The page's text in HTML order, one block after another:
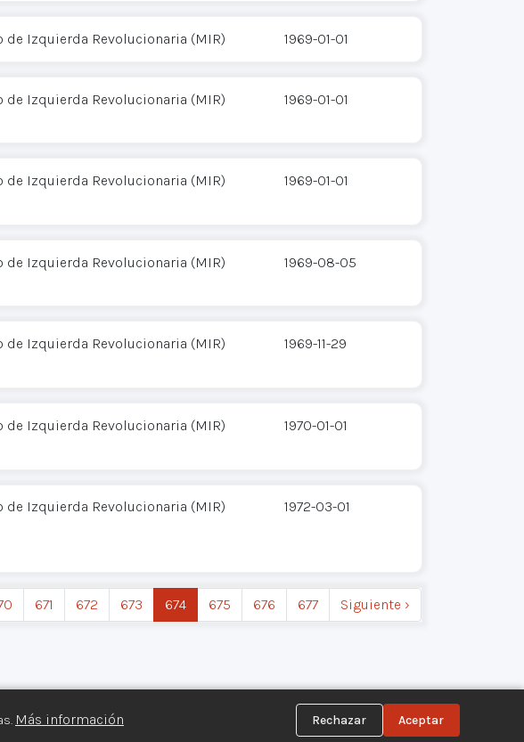
Más información Rechazar Aceptar
de Izquierda Revolucionaria (MIR) 1969-01-01
de Izquierda Revolucionaria (MIR) 1969-01-01
de Izquierda Revolucionaria (MIR) 1969-01-01
de Izquierda Revolucionaria (MIR) 1969-08-05
de Izquierda Revolucionaria (MIR) 1969-11-29
de Izquierda Revolucionaria (MIR) 1970-01-01
de Izquierda Revolucionaria (MIR) 1972-03-01
671 672 673 674 675 676 677 Siguiente ›